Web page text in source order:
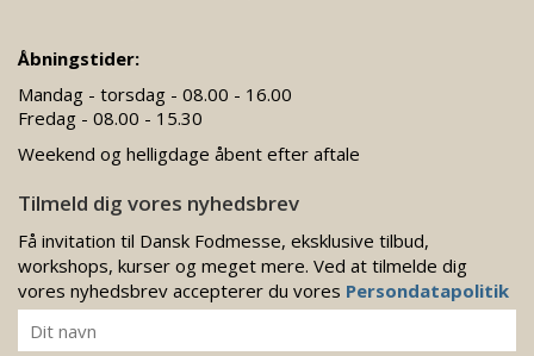
Åbningstider:
Mandag - torsdag - 08.00 - 16.00
Fredag - 08.00 - 15.30
Weekend og helligdage åbent efter aftale
Tilmeld dig vores nyhedsbrev
Få invitation til Dansk Fodmesse, eksklusive tilbud,
workshops, kurser og meget mere. Ved at tilmelde dig
vores nyhedsbrev accepterer du vores Persondatapolitik